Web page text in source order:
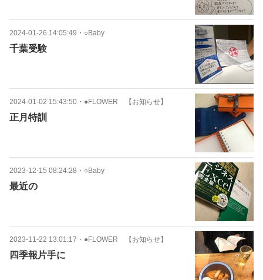
2024-01-26 14:05:49 ・ ○Baby
千葉受験
2024-01-02 15:43:50 ・ ●FLOWER 【お知らせ】
正月特訓
2023-12-15 08:24:28 ・ ○Baby
最近の
2023-11-22 13:01:17 ・ ●FLOWER 【お知らせ】
四季報片手に